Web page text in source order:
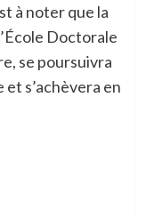
à noter que la
Doctorale
se poursuivra
s’achèvera en